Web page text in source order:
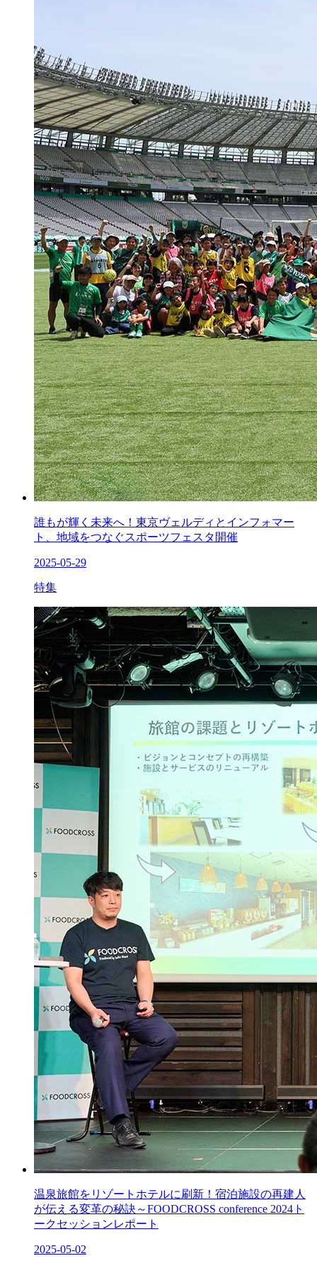
誰もが輝く未来へ！東京ヴェルディとインフォマー
ト、地域をつなぐスポーツフェスタ開催
2025-05-29
特集
温泉旅館をリゾートホテルに刷新！宿泊施設の再建人
が伝える変革の秘訣～FOODCROSS conference 2024ト
ークセッションレポート
2025-05-02